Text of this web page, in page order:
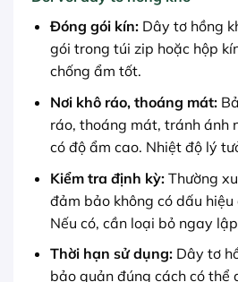
Đóng gói kín:Dây tơ hồng
gói trong túi zip hoặc hộp
chống ẩm tốt.
Nơi khô ráo, thoáng mát:
ráo, thoáng mát, tránh ánh
có độ ẩm cao. Nhiệt độ lý
Kiểm tra định kỳ:Thường
đảm bảo không có dấu
Nếu có, cần loại bỏ ngay
Thời hạn sử dụng:Dây tơ
bảo quản đúng cách có thể